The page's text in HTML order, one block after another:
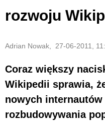
rozwoju
Adrian Nowak, 27-06-2011,
Coraz większy
Wikipedii sprawia,
nowych
rozbudowywania